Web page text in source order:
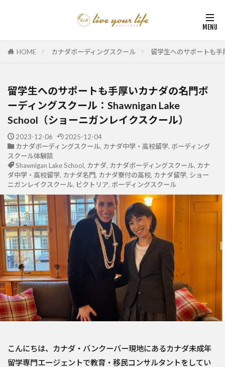
HOME カナダボーディングスクール 留学生へのサポートも
留学生へのサポートも手厚いカナダの名門ボ
ーディングスクール：Shawnigan Lake
School（ショーニガンレイクスクール）
2023-12-06
2025-12-04
カナダボーディングスクール, カナダ中学・高校留学, ボーディング
スクール体験談
Shawnigan Lake School, カナダ, カナダボーディングスクール, カナ
ダ中学・高校留学, カナダ名門, カナダ寮付の高校, カナダ留学, ショー
ニガンレイクスクール, ビクトリア, ボーディングスクール
こんにちは、カナダ・バンクーバー現地にあるカナダ未成年
留学専門エージェントで教育・移民コンサルタントをしてい